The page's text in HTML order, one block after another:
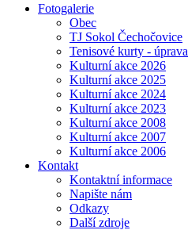
Fotogalerie
Obec
TJ Sokol Čechočovice
Tenisové kurty - úprava
Kulturní akce 2026
Kulturní akce 2025
Kulturní akce 2024
Kulturní akce 2023
Kulturní akce 2008
Kulturní akce 2007
Kulturní akce 2006
Kontakt
Kontaktní informace
Napište nám
Odkazy
Další zdroje